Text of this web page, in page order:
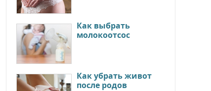
Как выбрать
молокоотсос
Как убрать живот
после родов